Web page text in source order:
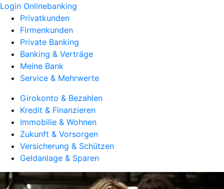
Login Onlinebanking
Privatkunden
Firmenkunden
Private Banking
Banking & Verträge
Meine Bank
Service & Mehrwerte
Girokonto & Bezahlen
Kredit & Finanzieren
Immobilie & Wohnen
Zukunft & Vorsorgen
Versicherung & Schützen
Geldanlage & Sparen